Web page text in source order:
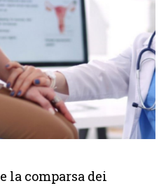
la comparsa dei